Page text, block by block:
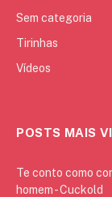
Sem categoria
Tirinhas
Vídeos
POSTS MAIS
Te conto como
homem - Cuckold